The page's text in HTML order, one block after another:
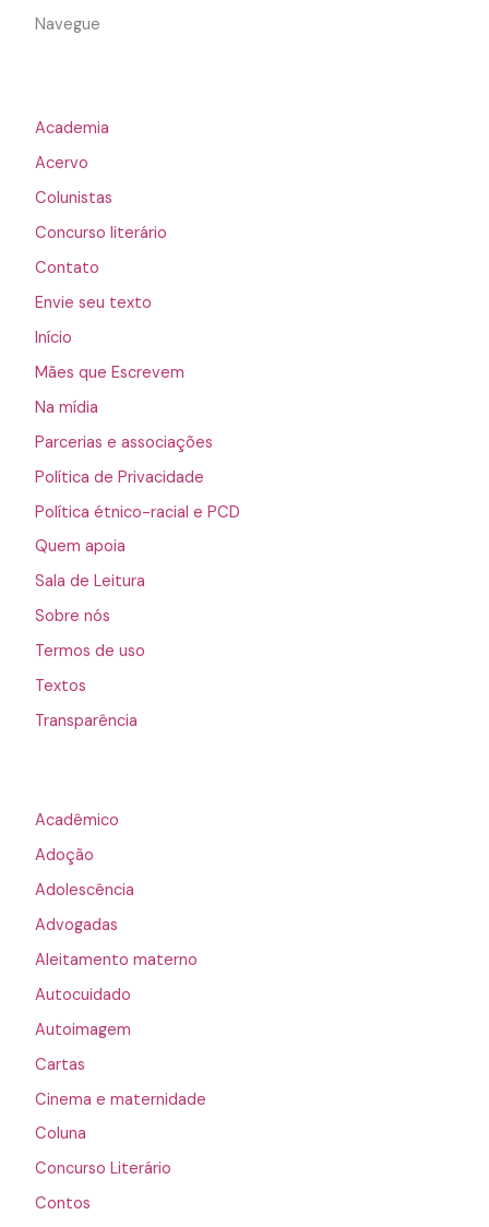
Navegue
Academia
Acervo
Colunistas
Concurso literário
Contato
Envie seu texto
Início
Mães que Escrevem
Na mídia
Parcerias e associações
Política de Privacidade
Política étnico-racial e PCD
Quem apoia
Sala de Leitura
Sobre nós
Termos de uso
Textos
Transparência
Acadêmico
Adoção
Adolescência
Advogadas
Aleitamento materno
Autocuidado
Autoimagem
Cartas
Cinema e maternidade
Coluna
Concurso Literário
Contos